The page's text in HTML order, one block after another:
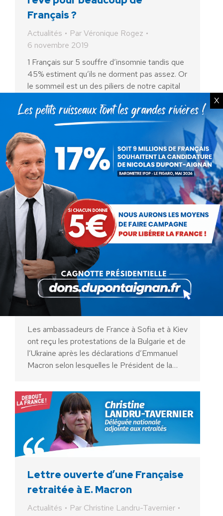
Français ?
Actualités ParVéronique Rogez
6 novembre 2019
1 Français sur 5 souffre d’insomnie tandis que
45% estiment qu’ils ne dorment pas assez. Or
le sommeil est un des piliers de notre capital
Les propos d’Emmanuel Macron
sur les immigrations
européenne et africaine sont
révélateurs du choix d’une
immigration que les Français
n’acceptent plus
Actualités ParDebout La France
5 novembre 2019
Les ambassadeurs de France à Sofia et à Kiev
ont reçu les protestations de la Bulgarie et de
l’Ukraine après les déclarations d’Emmanuel
Macron selon lesquelles le Président de la…
Lettre ouverte d’une Française
retraitée à E. Macron
Actualités Par Christine Landru-Tavernier
X